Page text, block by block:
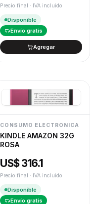
Precio final · IVA incluido
Disponible
Envío gratis
Agregar
CONSUMO ELECTRONICA
KINDLE AMAZON 32G
ROSA
US$ 316.1
Precio final · IVA incluido
Disponible
Envío gratis